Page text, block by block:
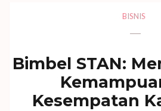
BISNIS
Bimbel STAN:
Kesempatan